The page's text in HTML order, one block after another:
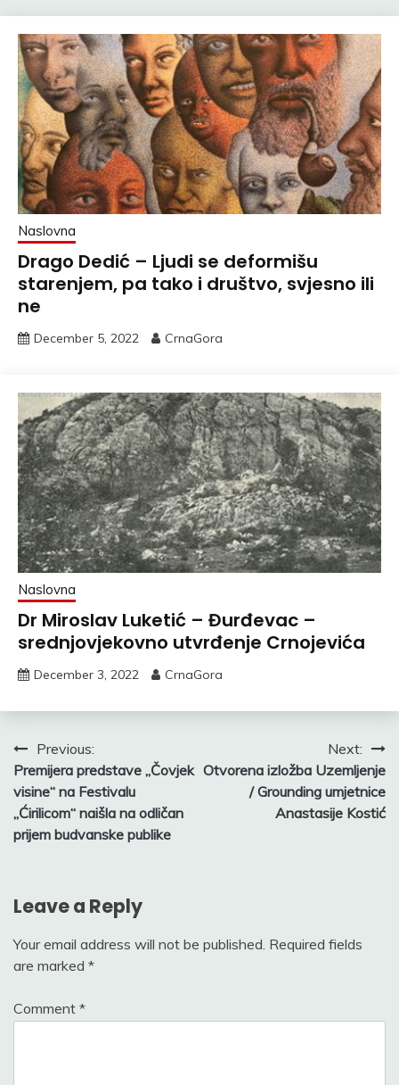
Naslovna
Drago Dedić – Ljudi se deformišu
starenjem, pa tako i društvo, svjesno ili
ne
December 5, 2022 CrnaGora
Naslovna
Dr Miroslav Luketić – Đurđevac –
srednjovjekovno utvrđenje Crnojevića
December 3, 2022 CrnaGora
Post
navigation
Previous:
Premijera predstave „Čovjek
visine“ na Festivalu
„Ćirilicom“ naišla na odličan
prijem budvanske publike
Next:
Otvorena izložba Uzemljenje
/ Grounding umjetnice
Anastasije Kostić
Leave a Reply
Your email address will not be published. Required fields
are marked *
Comment *